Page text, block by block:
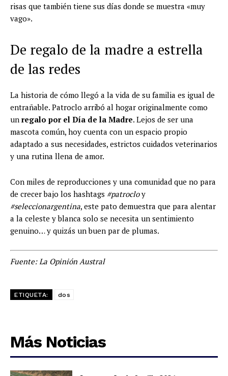
risas que también tiene sus días donde se muestra «muy
vago».
De regalo de la madre a estrella
de las redes
La historia de cómo llegó a la vida de su familia es igual de
entrañable. Patroclo arribó al hogar originalmente como
un regalo por el Día de la Madre. Lejos de ser una
mascota común, hoy cuenta con un espacio propio
adaptado a sus necesidades, estrictos cuidados veterinarios
y una rutina llena de amor.
Con miles de reproducciones y una comunidad que no para
de crecer bajo los hashtags #patrocloy
#seleccionargentina, este pato demuestra que para alentar
a la celeste y blanca solo se necesita un sentimiento
genuino… y quizás un buen par de plumas.
Fuente: La Opinión Austral
ETIQUETA: dos
Más Noticias